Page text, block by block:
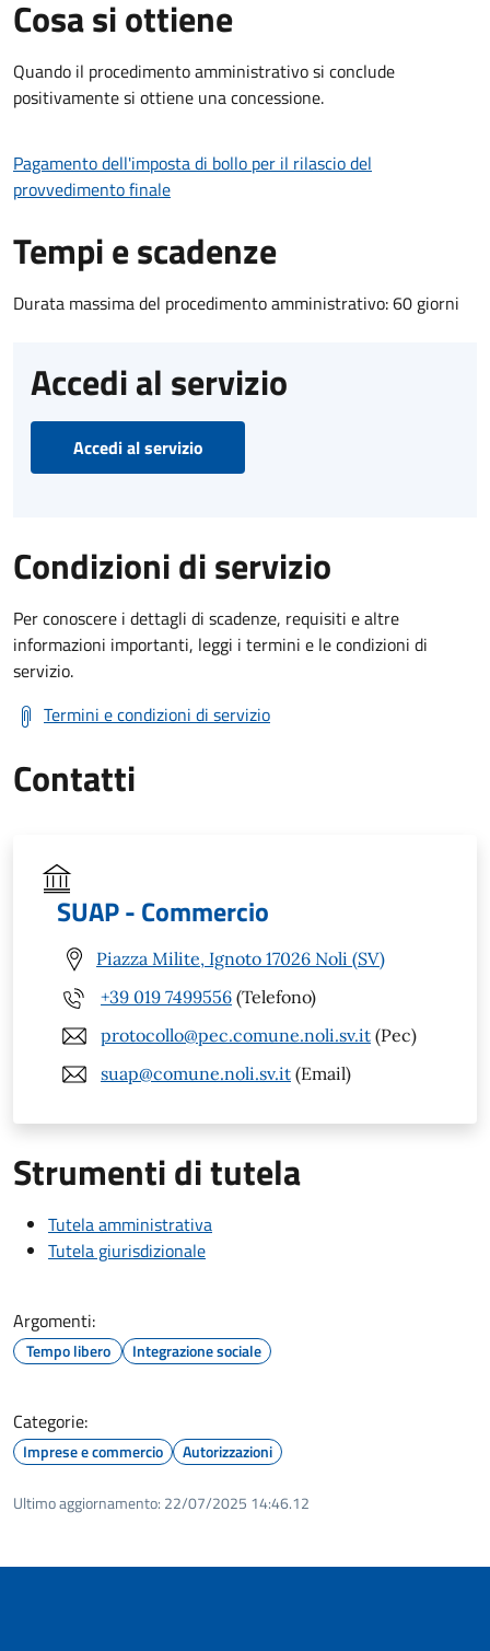
Cosa si ottiene
Quando il procedimento amministrativo si conclude
positivamente si ottiene una concessione.
Pagamento dell'imposta di bollo per il rilascio del
provvedimento finale
Tempi e scadenze
Durata massima del procedimento amministrativo: 60 giorni
Accedi al servizio
Accedi al servizio
Condizioni di servizio
Per conoscere i dettagli di scadenze, requisiti e altre
informazioni importanti, leggi i termini e le condizioni di
servizio.
Termini e condizioni di servizio
Contatti
SUAP - Commercio
Piazza Milite, Ignoto 17026 Noli (SV)
+39 019 7499556 (Telefono)
protocollo@pec.comune.noli.sv.it (Pec)
suap@comune.noli.sv.it (Email)
Strumenti di tutela
Tutela amministrativa
Tutela giurisdizionale
Argomenti:
Tempo libero Integrazione sociale
Categorie:
Imprese e commercio Autorizzazioni
Ultimo aggiornamento: 22/07/2025 14:46.12